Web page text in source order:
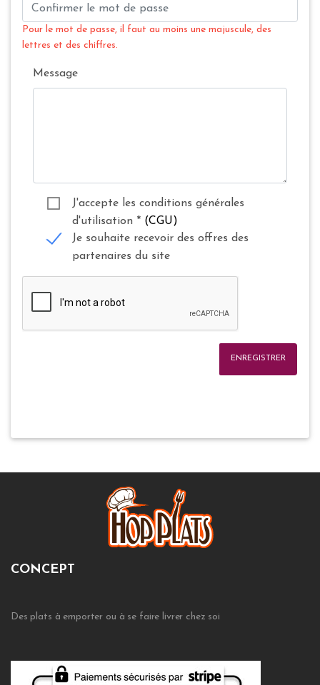
Pour le mot de passe, il faut au moins une majuscule, des
lettres et des chiffres.
Message
J'accepte les conditions générales
d'utilisation * (CGU)
Je souhaite recevoir des offres des
partenaires du site
ENREGISTRER
CONCEPT
Des plats à emporter ou à se faire livrer chez soi